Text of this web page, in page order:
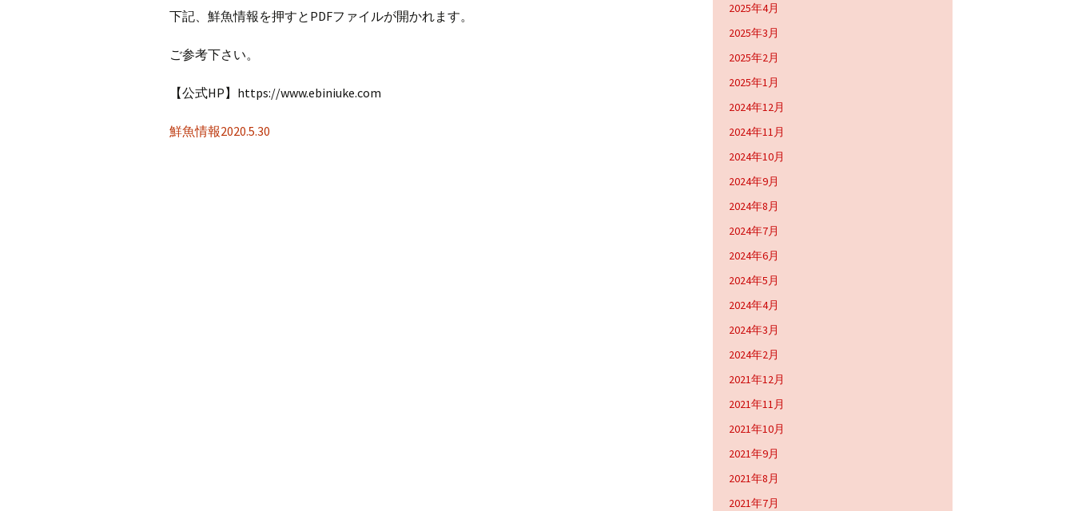
下記、鮮魚情報を押すとPDFファイルが開かれます。
ご参考下さい。
【公式HP】https://www.ebiniuke.com
鮮魚情報2020.5.30
2025年4月
2025年3月
2025年2月
2025年1月
2024年12月
2024年11月
2024年10月
2024年9月
2024年8月
2024年7月
2024年6月
2024年5月
2024年4月
2024年3月
2024年2月
2021年12月
2021年11月
2021年10月
2021年9月
2021年8月
2021年7月